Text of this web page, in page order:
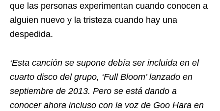
que las personas experimentan cuando conocen a
alguien nuevo y la tristeza cuando hay una
despedida.
‘Esta canción se supone debía ser incluida en el
cuarto disco del grupo, ‘Full Bloom’ lanzado en
septiembre de 2013. Pero se está dando a
conocer ahora incluso con la voz de Goo Hara en